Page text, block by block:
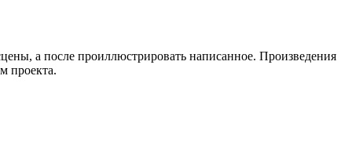
а после проиллюстрировать написанное. Произведения
проекта.